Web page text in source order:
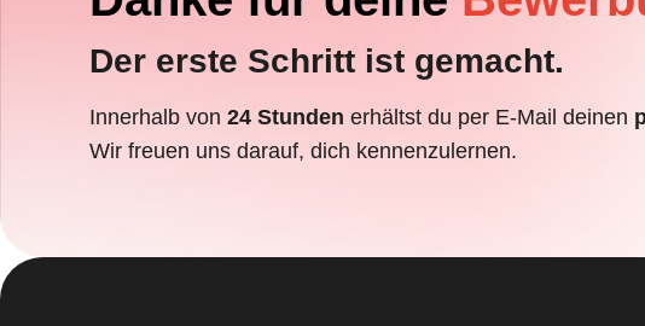
Der erste Schritt ist gemacht.
Innerhalb von 24 Stunden erhältst du per E-Mail deinen
Wir freuen uns darauf, dich kennenzulernen.